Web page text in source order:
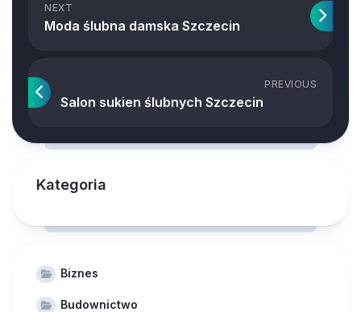
NEXT
Moda ślubna damska Szczecin
PREVIOUS
Salon sukien ślubnych Szczecin
Kategoria
Biznes
Budownictwo